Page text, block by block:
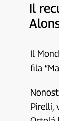
Il
Il
fila
Pirelli,